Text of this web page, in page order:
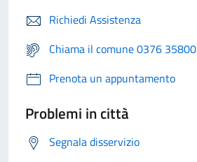
Richiedi Assistenza
Chiama il comune 0376
Prenota un appuntamento
Problemi in città
Segnala disservizio